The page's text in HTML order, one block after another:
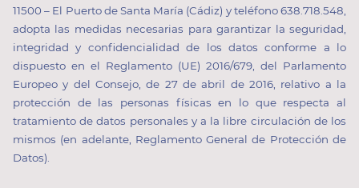
11500 – El Puerto de Santa María (Cádiz) y teléfono 638.718.548,
adopta las medidas necesarias para garantizar la seguridad,
integridad y confidencialidad de los datos conforme a lo
dispuesto en el Reglamento (UE) 2016/679, del Parlamento
Europeo y del Consejo, de 27 de abril de 2016, relativo a la
protección de las personas físicas en lo que respecta al
tratamiento de datos personales y a la libre circulación de los
mismos (en adelante, Reglamento General de Protección de
Datos).